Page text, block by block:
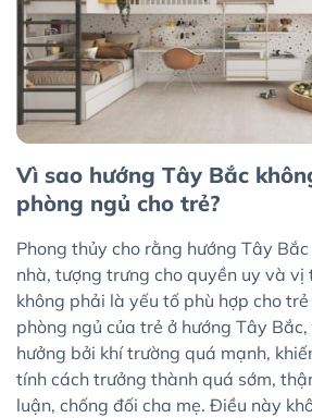
Vì sao hướng Tây Bắc
phòng ngủ cho trẻ?
Phong thủy cho rằng hướng Tây
nhà, tượng trưng cho quyền uy và vị
không phải là yếu tố phù hợp cho
phòng ngủ của trẻ ở hướng Tây
hưởng bởi khí trường quá mạnh,
tính cách trưởng thành quá sớm,
luận, chống đối cha mẹ. Điều này